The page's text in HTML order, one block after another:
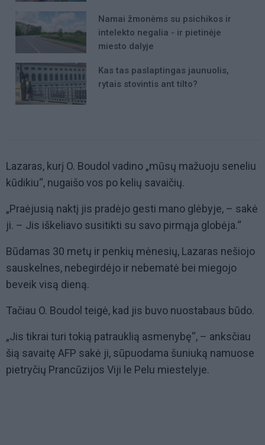
Namai žmonėms su psichikos ir
intelekto negalia - ir pietinėje
miesto dalyje
Kas tas paslaptingas jaunuolis,
rytais stovintis ant tilto?
Lazaras, kurį O. Boudol vadino „mūsų mažuoju seneliu
kūdikiu“, nugaišo vos po kelių savaičių.
„Praėjusią naktį jis pradėjo gesti mano glėbyje, – sakė
ji. – Jis iškeliavo susitikti su savo pirmąja globėja.“
Būdamas 30 metų ir penkių mėnesių, Lazaras nešiojo
sauskelnes, nebegirdėjo ir nebematė bei miegojo
beveik visą dieną.
Tačiau O. Boudol teigė, kad jis buvo nuostabaus būdo.
„Jis tikrai turi tokią patrauklią asmenybę“, – anksčiau
šią savaitę AFP sakė ji, sūpuodama šuniuką namuose
pietryčių Prancūzijos Viji le Pelu miestelyje.